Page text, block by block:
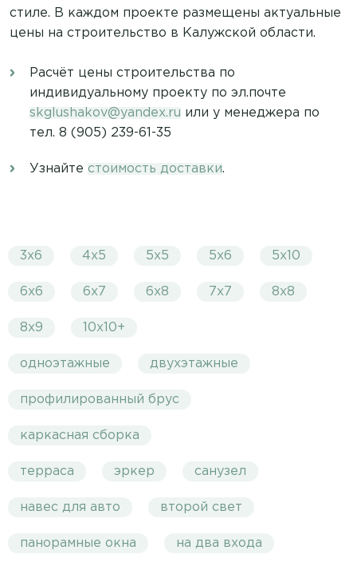
стиле. В каждом проекте размещены актуальные
цены на строительство в Калужской области.
Расчёт цены строительства по
индивидуальному проекту по эл.почте
skglushakov@yandex.ru или у менеджера по
тел. 8 (905) 239-61-35
Узнайте стоимость доставки.
3х6 4х5 5х5 5х6 5х10
6х6 6х7 6х8 7х7 8х8
8х9 10х10+
одноэтажные двухэтажные
профилированный брус
каркасная сборка
терраса эркер санузел
навес для авто второй свет
панорамные окна на два входа